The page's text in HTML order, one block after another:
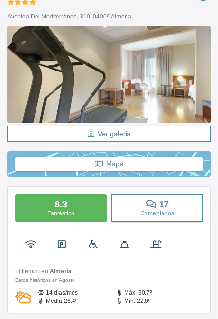
Avenida Del Mediterráneo, 310, 04009 Almeria
Ver galeria
Mapa
8.3
Fantástico
17
Comentarios
El tiempo en Almería
Datos históricos en Agosto
14 días/mes
Máx. 30.7º
Media 26.4º
Mín. 22.0º